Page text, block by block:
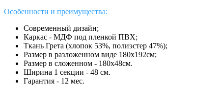
Особенности и преимущества:
Современный дизайн;
Каркас - МДФ под пленкой ПВХ;
Ткань Грета (хлопок 53%, полиэстер 47%);
Размер в разложенном виде 180х192см;
Размер в сложенном - 180х48см.
Ширина 1 секции - 48 см.
Гарантия - 12 мес.